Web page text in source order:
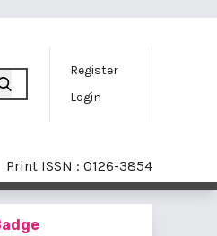
Register
Login
Print ISSN : 0126-3854